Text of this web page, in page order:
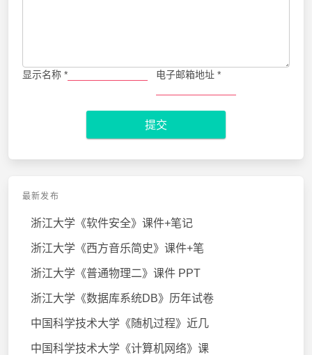
显示名称 * 电子邮箱地址 *
提交
最新发布
浙江大学《软件安全》课件+笔记
浙江大学《西方音乐简史》课件+笔
浙江大学《普通物理二》课件 PPT
浙江大学《数据库系统DB》历年试卷
中国科学技术大学《随机过程》近几
中国科学技术大学《计算机网络》课